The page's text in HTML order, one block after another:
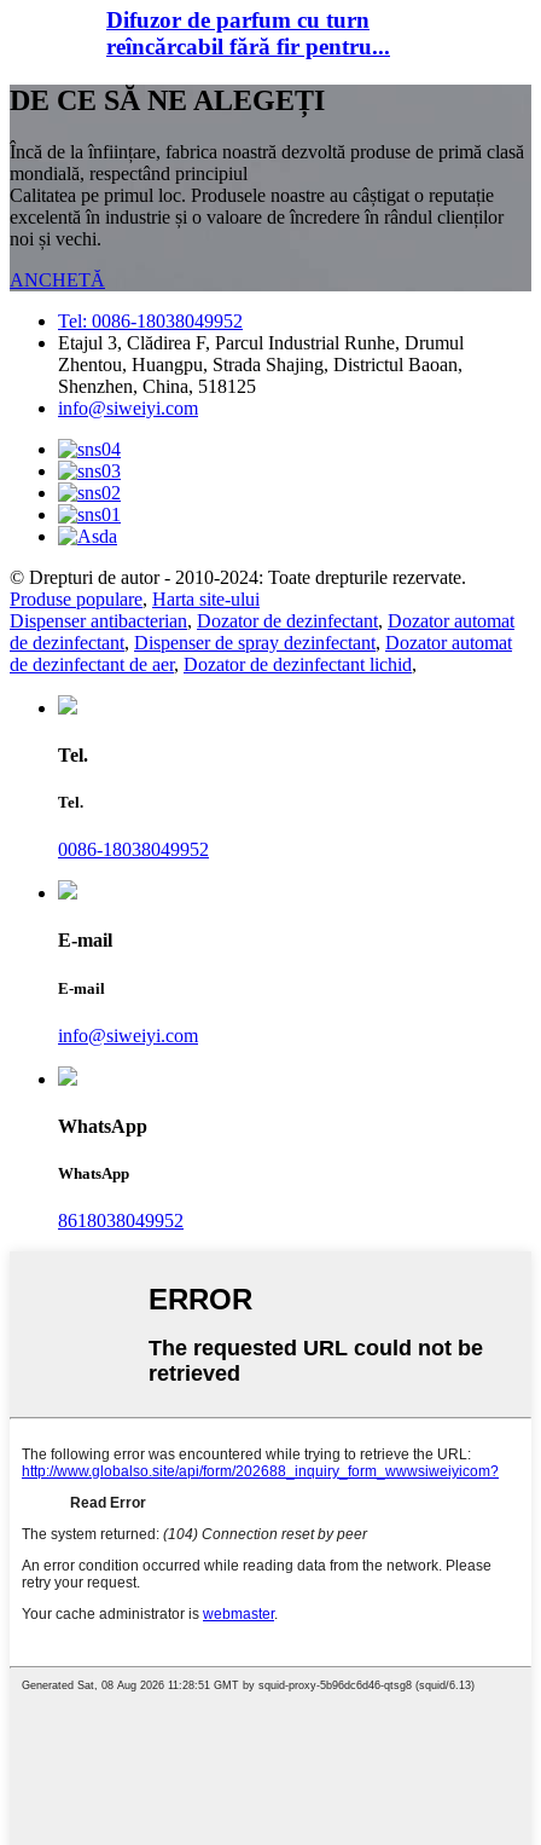
Difuzor de parfum cu turn
reîncărcabil fără fir pentru...
DE CE SĂ NE ALEGEȚI
Încă de la înființare, fabrica noastră dezvoltă produse de primă clasă
mondială, respectând principiul
Calitatea pe primul loc. Produsele noastre au câștigat o reputație
excelentă în industrie și o valoare de încredere în rândul clienților
noi și vechi.
ANCHETĂ
Tel: 0086-18038049952
Etajul 3, Clădirea F, Parcul Industrial Runhe, Drumul
Zhentou, Huangpu, Strada Shajing, Districtul Baoan,
Shenzhen, China, 518125
info@siweiyi.com
© Drepturi de autor - 2010-2024: Toate drepturile rezervate.
Produse populare, Harta site-ului
Dispenser antibacterian, Dozator de dezinfectant, Dozator automat
de dezinfectant, Dispenser de spray dezinfectant, Dozator automat
de dezinfectant de aer, Dozator de dezinfectant lichid,
Tel.
Tel.
0086-18038049952
E-mail
E-mail
info@siweiyi.com
WhatsApp
WhatsApp
8618038049952